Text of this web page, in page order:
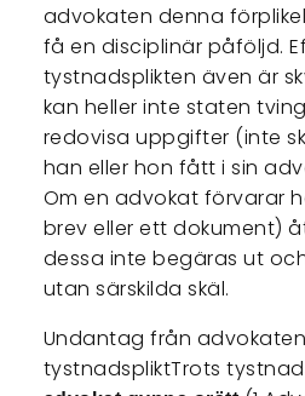
advokaten denna
få en disciplinär påföljd.
tystnadsplikten även är
kan heller inte staten
redovisa uppgifter (inte
han eller hon fått i sin
Om en advokat förvarar
brev eller ett dokument)
dessa inte begäras ut
utan särskilda skäl.
Undantag från
tystnadspliktTrots